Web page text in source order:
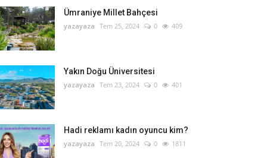
Ümraniye Millet Bahçesi
yazayaza Tem 25, 2024 0 409
Yakın Doğu Üniversitesi
yazayaza Tem 23, 2024 0 401
Hadi reklamı kadın oyuncu kim?
yazayaza Tem 20, 2024 0 1811